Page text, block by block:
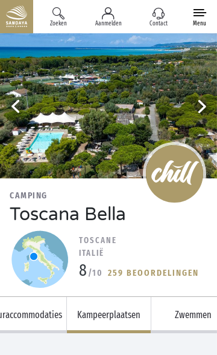
Zoeken Aanmelden Contact Menu
CAMPING
Toscana Bella
TOSCANE
ITALIË
8 /10 259 BEOORDELINGEN
Kampeerplaatsen Zwemmen